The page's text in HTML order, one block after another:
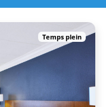
Temps plein